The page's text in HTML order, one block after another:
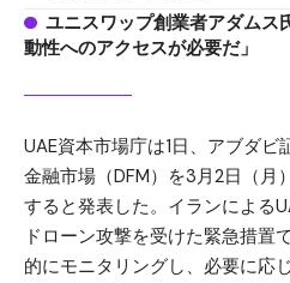
ユニスワップ創業者アダムス
動性へのアクセスが必要だ」
UAE資本市場庁は1日、アブダビ
金融市場（DFM）を3月2日（月
すると発表した。イランによる
ドローン攻撃を受けた緊急措置
的にモニタリングし、必要に応